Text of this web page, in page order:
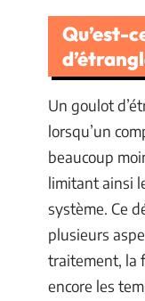
Qu’est-
Un goulot
lorsqu’un
beaucoup
limitant ainsi
système. Ce
plusieurs
traitement, la
encore les